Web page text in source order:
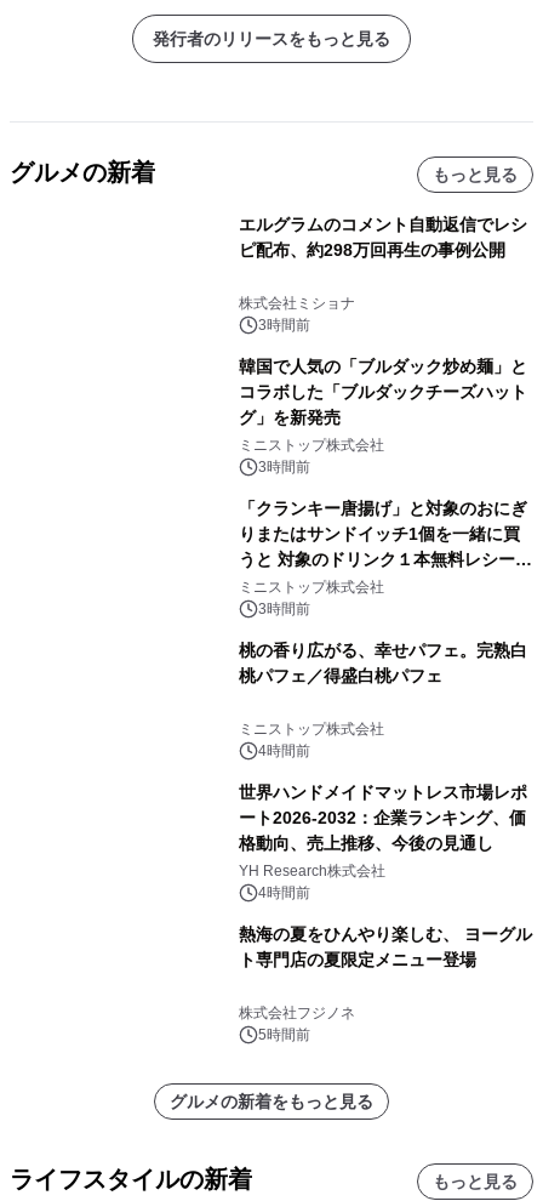
発行者のリリースをもっと見る
グルメの新着 もっと見る
エルグラムのコメント自動返信でレシ
ピ配布、約298万回再生の事例公開
株式会社ミショナ
3時間前
韓国で人気の「ブルダック炒め麺」と
コラボした「ブルダックチーズハット
グ」を新発売
ミニストップ株式会社
3時間前
「クランキー唐揚げ」と対象のおにぎ
りまたはサンドイッチ1個を一緒に買
うと 対象のドリンク１本無料レシート
クーポンもらえる！※1
ミニストップ株式会社
3時間前
桃の香り広がる、幸せパフェ。完熟白
桃パフェ／得盛白桃パフェ
ミニストップ株式会社
4時間前
世界ハンドメイドマットレス市場レポ
ート2026-2032：企業ランキング、価
格動向、売上推移、今後の見通し
YH Research株式会社
4時間前
熱海の夏をひんやり楽しむ、 ヨーグル
ト専門店の夏限定メニュー登場
株式会社フジノネ
5時間前
グルメの新着をもっと見る
ライフスタイルの新着 もっと見る